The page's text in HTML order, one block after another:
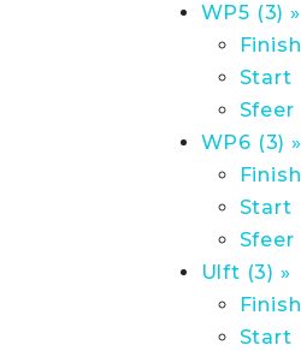
WP5 (3) »
Finish
Start
Sfeer
WP6 (3) »
Finish
Start
Sfeer
Ulft (3) »
Finish
Start